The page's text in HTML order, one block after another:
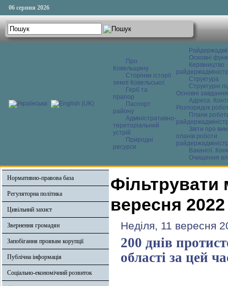
06 серпня 2026
Про
Ковельщину
Сторінки історії
землі Ковельської
Герб та
прапор
Паспорт
району
Адміністративно-
територіальний
устрій
Природні
ресурси
Основні
Керівництво
Структура
Структурні
Основні завдання
Адреса.
Розпорядок
Плани
Звіти про
планів роботи
Вакансії.
Очищення
Нормативно-правова база
Регуляторна політика
Цивільний захист
Звернення громадян
Запобігання проявам корупції
Публічна інформація
Соціально-економічний розвиток
Фільтрувати
вересня 2022
Неділя, 11 вересня
200 днів
області за цей